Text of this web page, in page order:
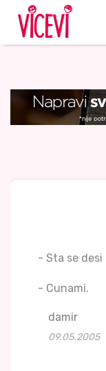
- Sta se desi
- Cunami.
damir
09.05.2005